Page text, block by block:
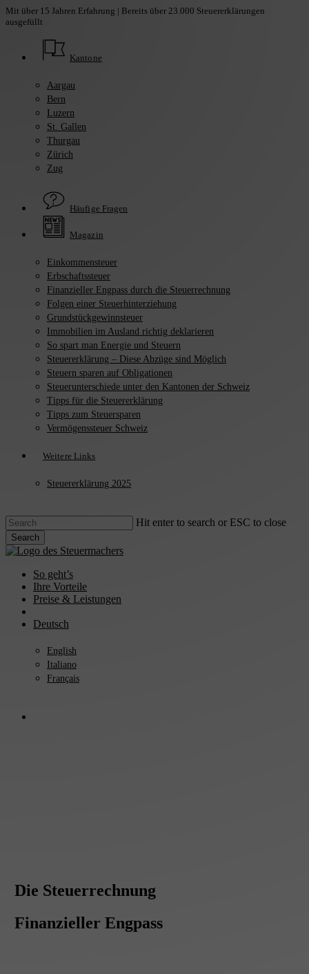
Skip
to
Mit über 15 Jahren Erfahrung | Bereits über 23.000 Steuererklärungen
ausgefüllt
Kantone
Aargau
Bern
Luzern
St. Gallen
Thurgau
Zürich
Zug
Häufige Fragen
Magazin
Einkommensteuer
Erbschaftssteuer
Finanzieller Engpass durch die Steuerrechnung
Folgen einer Steuerhinterziehung
Grundstückgewinnsteuer
Immobilien im Ausland richtig deklarieren
So spart man Energie und Steuern
Steuererklärung – Diese Abzüge sind Möglich
Steuern sparen auf Obligationen
Steuerunterschiede unter den Kantonen der Schweiz
Tipps für die Steuererklärung
Tipps zum Steuersparen
Vermögenssteuer Schweiz
Weitere Links
Steuererklärung 2025
Hit enter to search or ESC to close
Search
Close
search
Menu
So geht’s
Ihre Vorteile
Preise & Leistungen
Deutsch
English
Italiano
Français
Die Steuerrechnung
Finanzieller Engpass